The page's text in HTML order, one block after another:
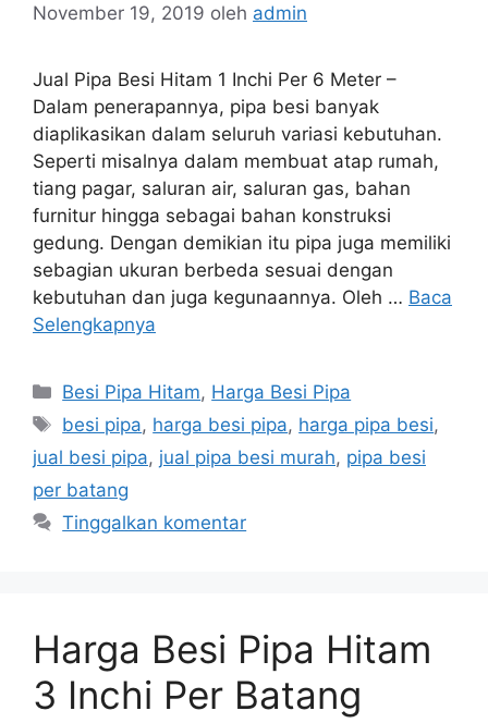
November 19, 2019 oleh admin
Jual Pipa Besi Hitam 1 Inchi Per 6 Meter –
Dalam penerapannya, pipa besi banyak
diaplikasikan dalam seluruh variasi kebutuhan.
Seperti misalnya dalam membuat atap rumah,
tiang pagar, saluran air, saluran gas, bahan
furnitur hingga sebagai bahan konstruksi
gedung. Dengan demikian itu pipa juga memiliki
sebagian ukuran berbeda sesuai dengan
kebutuhan dan juga kegunaannya. Oleh … Baca
Selengkapnya
Kategori
Besi Pipa Hitam, Harga Besi Pipa
Tag
besi pipa, harga besi pipa, harga pipa besi,
jual besi pipa, jual pipa besi murah, pipa besi
per batang
Tinggalkan komentar
Harga Besi Pipa Hitam
3 Inchi Per Batang